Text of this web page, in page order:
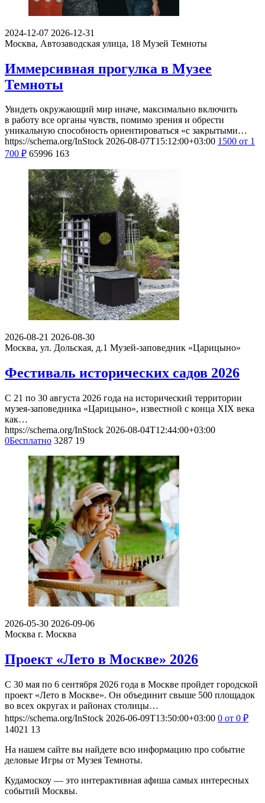
2024-12-07 2026-12-31
Москва, Автозаводская улица, 18 Музей Темноты
Иммерсивная прогулка в Музее
Темноты
Увидеть окружающий мир иначе, максимально включить
в работу все органы чувств, помимо зрения и обрести
уникальную способность ориентироваться «с закрытыми…
https://schema.org/InStock 2026-08-07T15:12:00+03:00 1500 от 1
700 ₽ 65996 163
2026-08-21 2026-08-30
Москва, ул. Дольская, д.1 Музей-заповедник «Царицыно»
Фестиваль исторических садов 2026
С 21 по 30 августа 2026 года на исторический территории
музея-заповедника «Царицыно», известной с конца XIX века
как…
https://schema.org/InStock 2026-08-04T12:44:00+03:00
0Бесплатно 3287 19
2026-05-30 2026-09-06
Москва г. Москва
Проект «Лето в Москве» 2026
С 30 мая по 6 сентября 2026 года в Москве пройдет городской
проект «Лето в Москве». Он объединит свыше 500 площадок
во всех округах и районах столицы…
https://schema.org/InStock 2026-06-09T13:50:00+03:00 0 от 0 ₽
14021 13
На нашем сайте вы найдете всю информацию про событие
деловые Игры от Музея Темноты.
Кудамоскоу — это интерактивная афиша самых интересных
событий Москвы.